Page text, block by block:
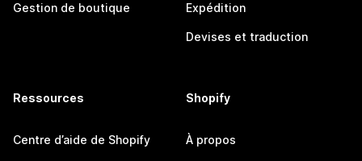
Gestion de boutique Expédition
Devises et traduction
Ressources
Centre d’aide de Shopify
Shopify
À propos